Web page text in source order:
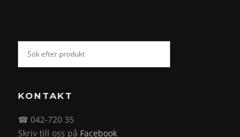
KONTAKT
☎ 042-720 35
Skriv till oss på Facebook